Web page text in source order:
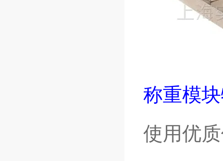
称重模
使用优